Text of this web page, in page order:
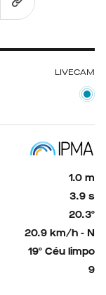
LIVECAM
1.0 m
3.9 s
20.3º
20.9 km/h - N
19º Céu limpo
9